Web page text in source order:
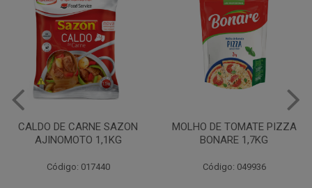
MOLHO DE TOMATE PIZZA
BONARE 1,7KG
Código: 049936
MARGARINA USO
PROFISSIONAL 80% CUKIN
Código: 062469